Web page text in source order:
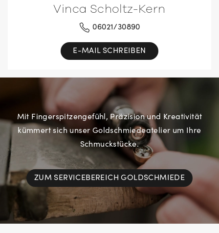
Vinca Scholtz-Kern
06021/30890
E-MAIL SCHREIBEN
Mit Fingerspitzengefühl, Präzision und Kreativität
kümmert sich unser Goldschmiedeatelier um Ihre
Schmuckstücke.
ZUM SERVICEBEREICH GOLDSCHMIEDE